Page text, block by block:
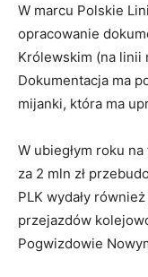
W marcu Polskie
opracowanie
Królewskim (na linii
Dokumentacja ma
mijanki, która ma
W ubiegłym roku
za 2 mln zł
PLK wydały
przejazdów
Pogwizdowie